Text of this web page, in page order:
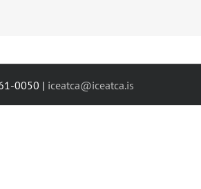
0050 | iceatca@iceatca.is